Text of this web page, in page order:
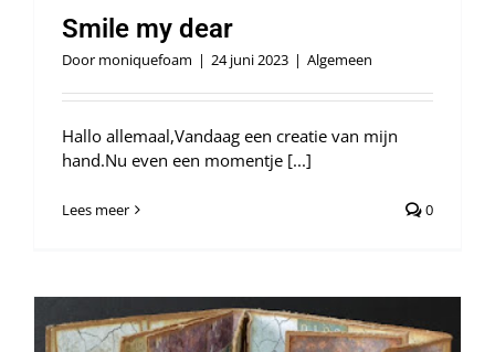
Smile my dear
Door moniquefoam | 24 juni 2023 | Algemeen
Hallo allemaal,Vandaag een creatie van mijn
hand.Nu even een momentje [...]
Lees meer 0